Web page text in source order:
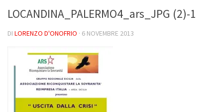
LOCANDINA_PALERMO4_ars_JPG (2)-1
DI LORENZO D'ONOFRIO · 6 NOVEMBRE 2013